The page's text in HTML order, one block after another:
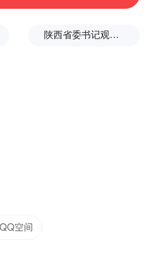
、管”一站式服务。
陕西省委书记观摩直播带货，同董宇辉交流